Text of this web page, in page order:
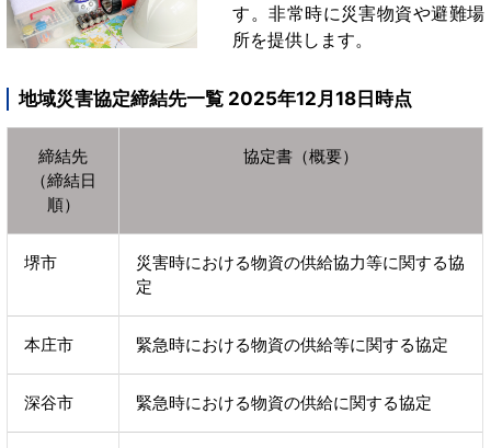
す。非常時に災害物資や避難場
所を提供します。
地域災害協定締結先一覧 2025年12月18日時点
締結先
（締結日
順）
協定書（概要）
堺市
災害時における物資の供給協力等に関する協
定
本庄市 緊急時における物資の供給等に関する協定
深谷市 緊急時における物資の供給に関する協定